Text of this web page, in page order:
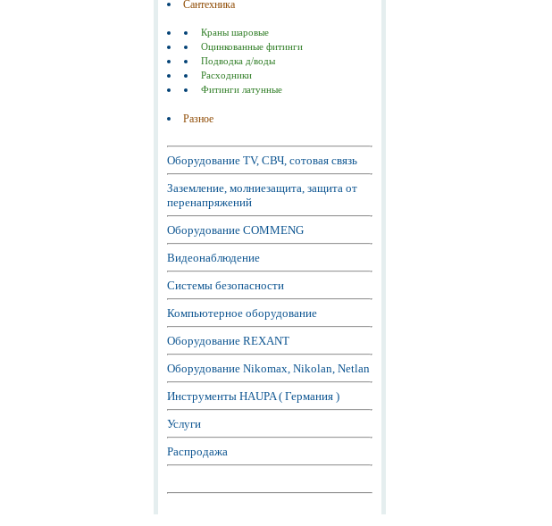
Сантехника
Краны шаровые
Оцинкованные фитинги
Подводка д/воды
Расходники
Фитинги латунные
Разное
Оборудование TV, СВЧ, сотовая связь
Заземление, молниезащита, защита от
перенапряжений
Оборудование COMMENG
Видеонаблюдение
Системы безопасности
Компьютерное оборудование
Оборудование REXANT
Оборудование Nikomax, Nikolan, Netlan
Инструменты HAUPA ( Германия )
Услуги
Распродажа